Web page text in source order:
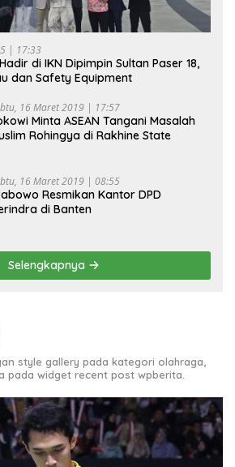
| 17:33
di IKN Dipimpin Sultan Paser 18,
dan Safety Equipment
16 Maret 2019 | 17:57
Minta ASEAN Tangani Masalah
Rohingya di Rakhine State
16 Maret 2019 | 08:55
Resmikan Kantor DPD
di Banten
Selengkapnya
style gallery pada kategori olahraga,
pada widget recent post wpberita.